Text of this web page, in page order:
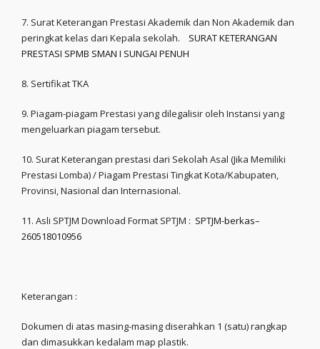
7. Surat Keterangan Prestasi Akademik dan Non Akademik dan
peringkat kelas dari Kepala sekolah. SURAT KETERANGAN
PRESTASI SPMB SMAN I SUNGAI PENUH
8. Sertifikat TKA
9. Piagam-piagam Prestasi yang dilegalisir oleh Instansi yang
mengeluarkan piagam tersebut.
10. Surat Keterangan prestasi dari Sekolah Asal (Jika Memiliki
Prestasi Lomba) / Piagam Prestasi Tingkat Kota/Kabupaten,
Provinsi, Nasional dan Internasional.
11. Asli SPTJM Download Format SPTJM : SPTJM-berkas–
260518010956
Keterangan :
Dokumen di atas masing-masing diserahkan 1 (satu) rangkap
dan dimasukkan kedalam map plastik.